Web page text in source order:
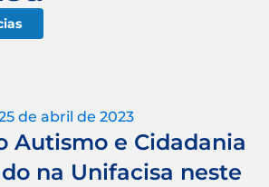
de abril de 2023
Autismo e Cidadania
na Unifacisa neste